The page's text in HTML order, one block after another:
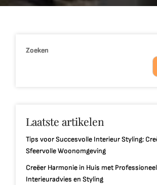
Zoeken
Laatste artikelen
Tips voor Succesvolle Interieur Styling:
Sfeervolle Woonomgeving
Creëer Harmonie in Huis met Professioneel
Interieuradvies en Styling